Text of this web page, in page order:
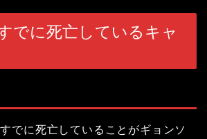
でに死亡しているキャ
でに死亡していることがギョンソ